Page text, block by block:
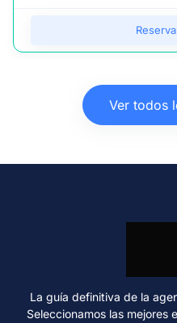
Ver todos
La guía definitiva de la
Seleccionamos las mejores